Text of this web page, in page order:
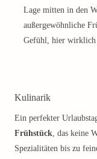
Lage mitten in den
außergewöhnliche
Gefühl, hier wirklich
Kulinarik
Ein perfekter
Frühstück, das keine
Spezialitäten bis zu